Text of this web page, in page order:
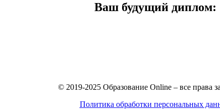
Ваш будущий диплом:
© 2019-2025 Образование Online – все права
Политика обработки персональных